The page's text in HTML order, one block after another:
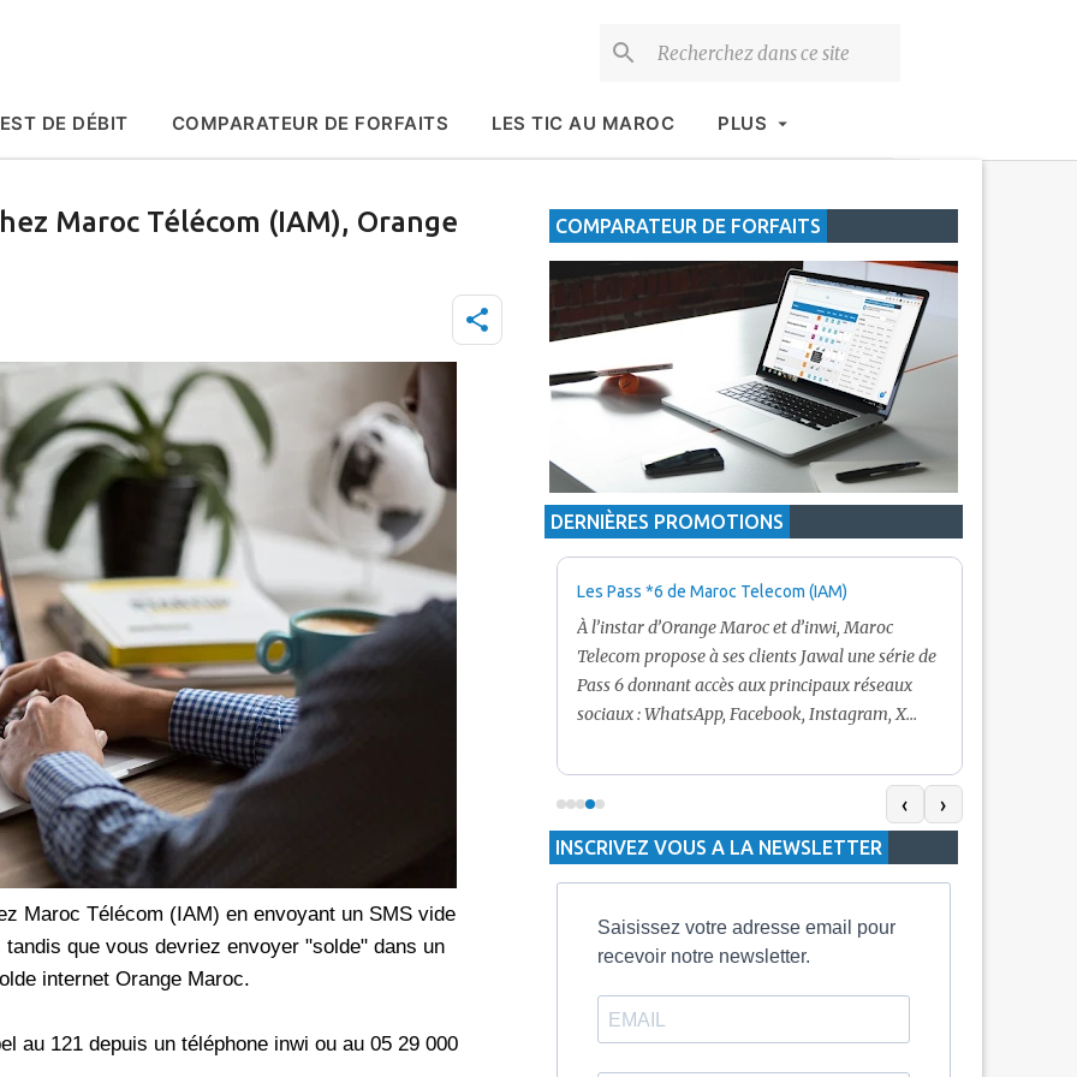
DE DÉBIT COMPARATEUR DE FORFAITS LES TIC AU MAROC PLUS
Maroc Télécom (IAM), Orange
Maroc Télécom (IAM) en envoyant un SMS vide
que vous devriez envoyer "solde" dans un
internet Orange Maroc.
au 121 depuis un téléphone inwi ou au 05 29 000
COMPARATEUR DE FORFAITS
DERNIÈRES PROMOTIONS
réseaux sociaux
inwi fait
accès à
Snapchat voire
au
offre
23 mars 2026,
Promotion Orange Maroc: Recharge x25 +
Internet
Nouveau! Orange Maroc multiplie les recharges
de ses clients mobiles en prépayé par 25 et ce,
pour toute recharge de 30 Dh ou plus. De plus,
Orange offre, suite à n'importe quelle recharge,
un volume d'internet variant selon le montant de
ladite recharge. La durée de validité du volume
d'internet est de 7 jours alors que celle du solde
Les Pass *6 de Maroc Telecom (IAM)
À l’instar d’Orange Maroc et d’inwi, Maroc
Telecom propose à ses clients Jawal une série de
Pass 6 donnant accès aux principaux réseaux
sociaux : WhatsApp, Facebook, Instagram, X
5 Dh inclut 100 Mo, le Pass 10 Dh offre 400 Mo,
tandis que les formules à 20 Dh et 30 Dh
proposent respectivement 1 Go et 2 Go. Les
durées de validité sont de 3 jours pour
‹ ›
INSCRIVEZ VOUS A LA NEWSLETTER
Saisissez votre adresse email pour
recevoir notre newsletter.